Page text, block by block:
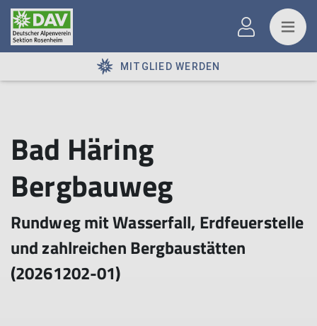
MITGLIED WERDEN
Bad Häring
Bergbauweg
Rundweg mit Wasserfall, Erdfeuerstelle
und zahlreichen Bergbaustätten
(20261202-01)